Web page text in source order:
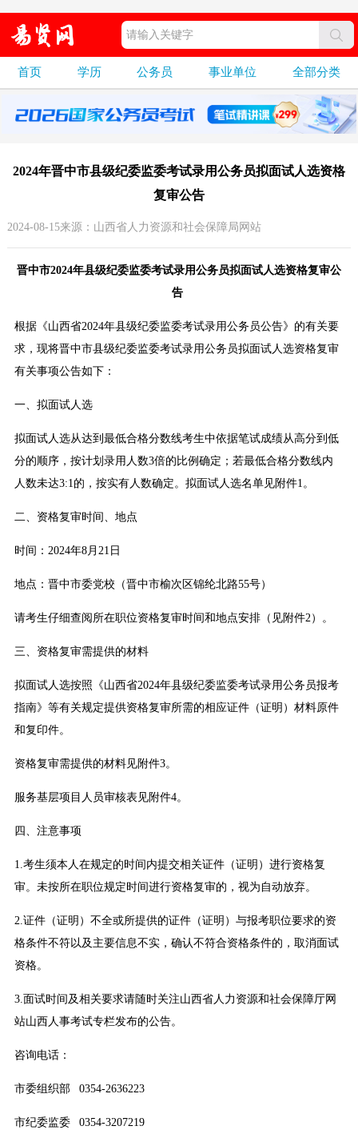
首页 学历 公务员 事业单位 全部分类
2024年晋中市县级纪委监委考试录用公务员拟面试人选资格​
复审公告
2024-08-15来源：山西省人力资源和社会保障局网站
晋中市2024年县级纪委监委考试录用公务员拟面试人选资格​复审公
告
根据《山西省2024年县级纪委监委考试录用公务员公告》的有关要
求，现将晋中市县级纪委监委考试录用公务员拟面试人选资格复审
有关事项公告如下：
一、拟面试人选
拟面试人选从达到最低合格分数线考生中依据笔试成绩从高分到低
分的顺序，按计划录用人数3倍的比例确定；若最低合格分数线内
人数未达3:1的，按实有人数确定。拟面试人选名单见附件1。
二、资格复审时间、地点
时间：2024年8月21日
地点：晋中市委党校（晋中市榆次区锦纶北路55号）
请考生仔细查阅所在职位资格复审时间和地点安排（见附件2）。
三、资格复审需提供的材料
拟面试人选按照《山西省2024年县级纪委监委考试录用公务员报考
指南》等有关规定提供资格复审所需的相应证件（证明）材料原件
和复印件。
资格复审需提供的材料见附件3。
服务基层项目人员审核表见附件4。
四、注意事项
1.考生须本人在规定的时间内提交相关证件（证明）进行资格复
审。未按所在职位规定时间进行资格复审的，视为自动放弃。
2.证件（证明）不全或所提供的证件（证明）与报考职位要求的资
格条件不符以及主要信息不实，确认不符合资格条件的，取消面试
资格。
3.面试时间及相关要求请随时关注山西省人力资源和社会保障厅网
站山西人事考试专栏发布的公告。
咨询电话：
市委组织部 0354-2636223
市纪委监委 0354-3207219